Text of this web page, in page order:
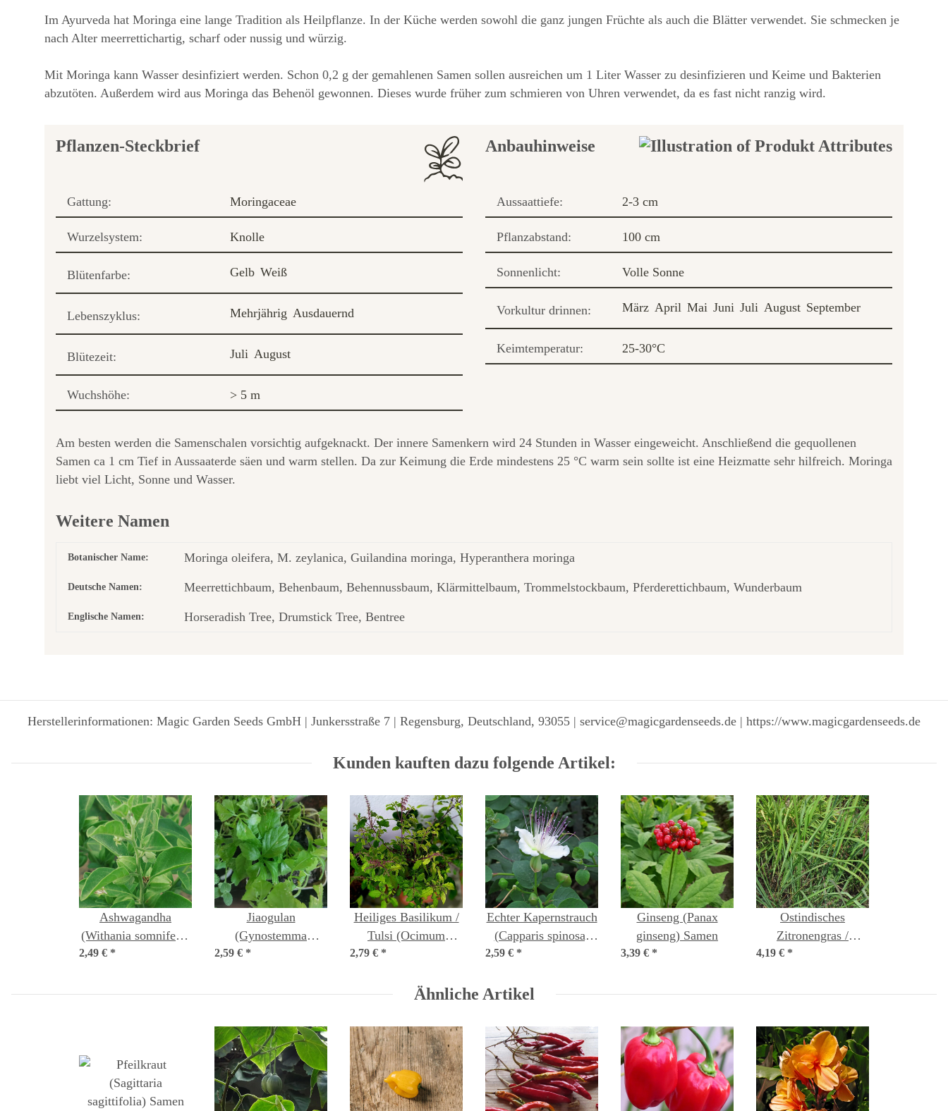
Im Ayurveda hat Moringa eine lange Tradition als Heilpflanze. In der Küche werden sowohl die ganz jungen Früchte als auch die Blätter verwendet. Sie schmecken je
nach Alter meerrettichartig, scharf oder nussig und würzig.
Mit Moringa kann Wasser desinfiziert werden. Schon 0,2 g der gemahlenen Samen sollen ausreichen um 1 Liter Wasser zu desinfizieren und Keime und Bakterien
abzutöten. Außerdem wird aus Moringa das Behenöl gewonnen. Dieses wurde früher zum schmieren von Uhren verwendet, da es fast nicht ranzig wird.
Pflanzen-Steckbrief
Gattung: Moringaceae
Wurzelsystem: Knolle
Blütenfarbe: Gelb Weiß
Lebenszyklus: Mehrjährig Ausdauernd
Blütezeit: Juli August
Wuchshöhe: > 5 m
Anbauhinweise
Aussaattiefe: 2-3 cm
Pflanzabstand: 100 cm
Sonnenlicht: Volle Sonne
Vorkultur drinnen: März April Mai Juni Juli August September
Keimtemperatur: 25-30°C
Am besten werden die Samenschalen vorsichtig aufgeknackt. Der innere Samenkern wird 24 Stunden in Wasser eingeweicht. Anschließend die gequollenen
Samen ca 1 cm Tief in Aussaaterde säen und warm stellen. Da zur Keimung die Erde mindestens 25 °C warm sein sollte ist eine Heizmatte sehr hilfreich. Moringa
liebt viel Licht, Sonne und Wasser.
Weitere Namen
Botanischer Name: Moringa oleifera, M. zeylanica, Guilandina moringa, Hyperanthera moringa
Deutsche Namen: Meerrettichbaum, Behenbaum, Behennussbaum, Klärmittelbaum, Trommelstockbaum, Pferderettichbaum, Wunderbaum
Englische Namen: Horseradish Tree, Drumstick Tree, Bentree
Herstellerinformationen: Magic Garden Seeds GmbH | Junkersstraße 7 | Regensburg, Deutschland, 93055 | service@magicgardenseeds.de | https://www.magicgardenseeds.de
Kunden kauften dazu folgende Artikel:
Ashwagandha
(Withania somnifera)
2,49 € *
Jiaogulan
(Gynostemma
pentaphyllum) Samen
2,59 € *
Heiliges Basilikum /
Tulsi (Ocimum
tenuiflorum syn.
2,79 € *
Echter Kapernstrauch
(Capparis spinosa)
2,59 € *
Ginseng (Panax
ginseng) Samen
3,39 € *
Ostindisches
Zitronengras /
Lemongras
flexuosus) Samen
4,19 € *
Ähnliche Artikel